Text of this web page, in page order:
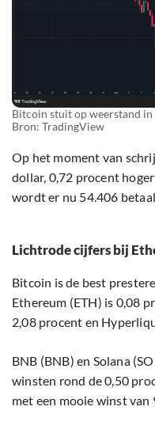
Bitcoin stuit op weerstand in
Bron: TradingView
Op het moment van
dollar, 0,72 procent
wordt er nu 54.406
Lichtrode cijfers bij
Bitcoin is de best
Ethereum (ETH) is 0,08
2,08 procent en
BNB (BNB) en Solana
winsten rond de 0,50
met een mooie winst van